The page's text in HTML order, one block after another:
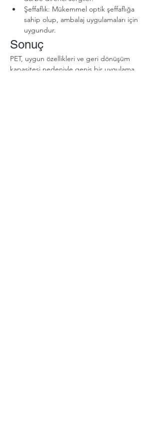
Şeffaflık: Mükemmel optik şeffaflığa
sahip olup, ambalaj uygulamaları için
uygundur.
Sonuç
PET, uygun özellikleri ve geri dönüşüm
kapasitesi nedeniyle geniş bir uygulama